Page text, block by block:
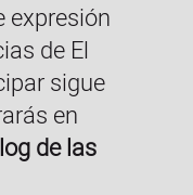
expresión
de El
sigue
en
de las